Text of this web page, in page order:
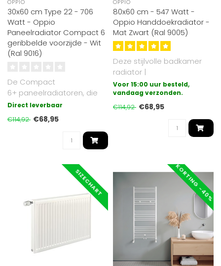
OPPIO
30x60 cm Type 22 - 706
Watt - Oppio
Paneelradiator Compact 6
geribbelde voorzijde - Wit
(Ral 9016)
De Compact
6+ paneelradiatoren, die
wij aanbieden, zijn
zijdeglans wit en hebbe..
Direct leverbaar
€114,92 €68,95
OPPIO
80x60 cm - 547 Watt -
Oppio Handdoekradiator -
Mat Zwart (Ral 9005)
Deze stijlvolle badkamer
radiator |
handdoekradiator 80x60
Cm is gegalvaniseerd ..
Voor 15:00 uur besteld,
vandaag verzonden.
€114,92 €68,95
SIZECHART KORTING -40%